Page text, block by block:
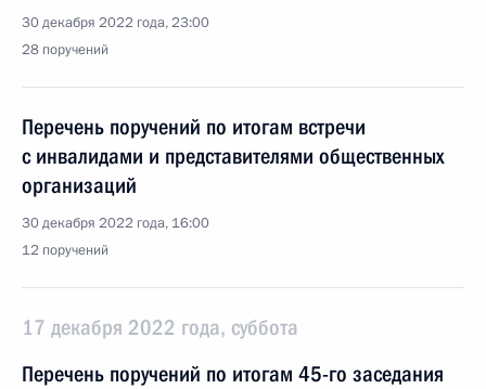
30 декабря 2022 года, 23:00
28 поручений
Перечень поручений по итогам встречи
с инвалидами и представителями общественных
организаций
30 декабря 2022 года, 16:00
12 поручений
17 декабря 2022 года, суббота
Перечень поручений по итогам 45-го заседания